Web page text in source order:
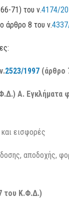
71) του ν.4174/
άρθρο 8 του ν.
2523/1997 (άρθρο
Α. Εγκλήματα
εισφορές
αποδοχής,
του Κ.Φ.Δ.)